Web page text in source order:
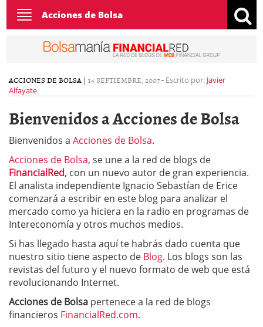
Toggle
navigation
Acciones de Bolsa
ACCIONES DE BOLSA | 14 SEPTIEMBRE, 2007- Escrito por: Javier
Alfayate
Bienvenidos a Acciones de Bolsa
Bienvenidos a Acciones de Bolsa.
Acciones de Bolsa, se une a la red de blogs de
FinancialRed, con un nuevo autor de gran experiencia.
El analista independiente Ignacio Sebastían de Erice
comenzará a escribir en este blog para analizar el
mercado como ya hiciera en la radio en programas de
Intereconomía y otros muchos medios.
Si has llegado hasta aquí te habrás dado cuenta que
nuestro sitio tiene aspecto de Blog. Los blogs son las
revistas del futuro y el nuevo formato de web que está
revolucionando Internet.
Acciones de Bolsa pertenece a la red de blogs
financieros FinancialRed.com.